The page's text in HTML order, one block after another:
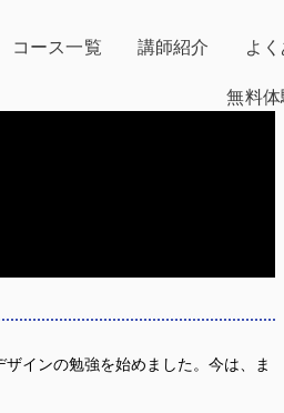
コース一覧 講師紹介 よ
無料体
インの勉強を始めました。今は、ま